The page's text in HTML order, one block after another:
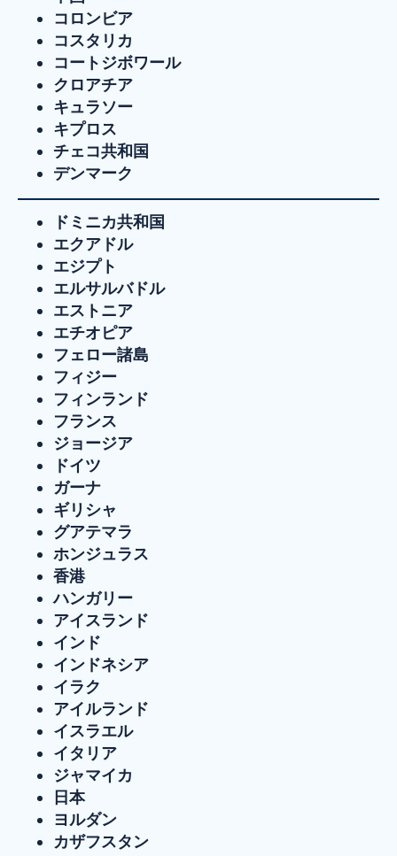
コロンビア
コスタリカ
コートジボワール
クロアチア
キュラソー
キプロス
チェコ共和国
デンマーク
ドミニカ共和国
エクアドル
エジプト
エルサルバドル
エストニア
エチオピア
フェロー諸島
フィジー
フィンランド
フランス
ジョージア
ドイツ
ガーナ
ギリシャ
グアテマラ
ホンジュラス
香港
ハンガリー
アイスランド
インド
インドネシア
イラク
アイルランド
イスラエル
イタリア
ジャマイカ
日本
ヨルダン
カザフスタン